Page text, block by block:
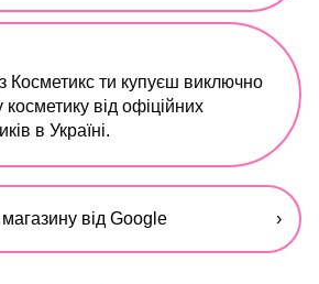
Косметикс ти купуєш виключно
косметику від офіційних
в Україні.
магазину від Google ›